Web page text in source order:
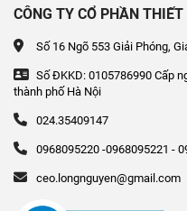
CÔNG TY CỔ PHẦN
Số 16 Ngõ 553 Giải Phóng,
Số ĐKKD: 0105786990 Cấp
thành phố Hà Nội
024.35409147
0968095220 -0968095221 -
ceo.longnguyen@gmail.com